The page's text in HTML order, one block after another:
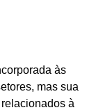
às
mas sua
à